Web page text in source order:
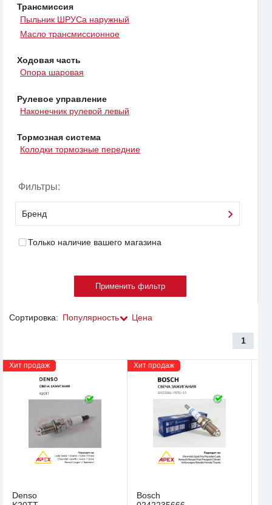
Трансмиссия
Пыльник ШРУСа наружный
Масло трансмиссионное
Ходовая часть
Опора шаровая
Рулевое управление
Наконечник рулевой левый
Тормозная система
Колодки тормозные передние
Фильтры:
Бренд
Только наличие вашего магазина
Сортировка: Популярность Цена
1
Хит продаж
Denso
Хит продаж
Bosch